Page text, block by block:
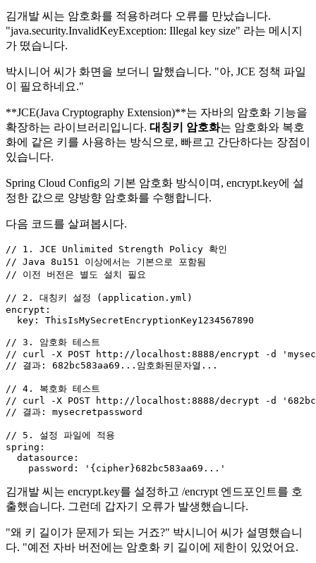
김개발 씨는 암호화를 적용하려다 오류를 만났습니다.
"java.security.InvalidKeyException: Illegal key size" 라는 메시지
가 떴습니다.
박시니어 씨가 화면을 보더니 말했습니다. "아, JCE 정책 파일
이 필요하네요."
**JCE(Java Cryptography Extension)**는 자바의 암호화 기능을
확장하는 라이브러리입니다. 대칭키 암호화는 암호화와 복호
화에 같은 키를 사용하는 방식으로, 빠르고 간단하다는 장점이
있습니다.
Spring Cloud Config의 기본 암호화 방식이며, encrypt.key에 설
정한 값으로 양방향 암호화를 수행합니다.
다음 코드를 살펴봅시다.
// 1. JCE Unlimited Strength Policy 확인
// Java 8u151 이상에서는 기본으로 포함됨
// 이전 버전은 별도 설치 필요
// 2. 대칭키 설정 (application.yml)
encrypt:
  key: ThisIsMySecretEncryptionKey1234567890
// 3. 암호화 테스트
// curl -X POST http://localhost:8888/encrypt -d
// 결과: 682bc583aa69...암호화된문자열...
// 4. 복호화 테스트
// curl -X POST http://localhost:8888/decrypt -d
// 결과: mysecretpassword
// 5. 설정 파일에 적용
spring:
  datasource:
    password:
'{cipher}682bc583aa69...'
김개발 씨는 encrypt.key를 설정하고 /encrypt 엔드포인트를 호
출했습니다. 그런데 갑자기 오류가 발생했습니다.
"왜 키 길이가 문제가 되는 거죠?" 박시니어 씨가 설명했습니
다. "예전 자바 버전에는 암호화 키 길이에 제한이 있었어요.